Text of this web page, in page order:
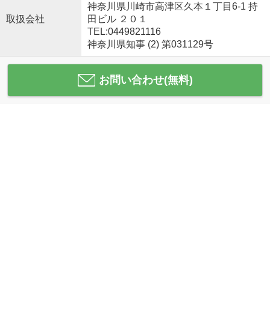
取扱会社
神奈川県川崎市高津区久本１丁目6-1 持
田ビル ２０１
TEL:0449821116
神奈川県知事 (2) 第031129号
お問い合わせ(無料)